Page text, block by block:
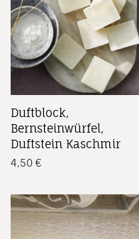
Duftblock,
Bernsteinwürfel,
Duftstein Kaschmir
4,50 €